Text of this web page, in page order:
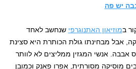
יש פה
במוזיאון האתנוגרפי שנחשב לאחד
אבל מבחינתו גולת הכותרת היא סצינת
אבבה. אנשי המגזין ממליצים לא לוותר
מוסיקה מסורתית, אפרו פאנק וכמובן